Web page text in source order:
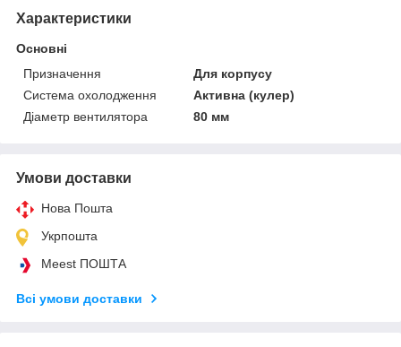
Характеристики
Основні
Призначення
Для корпусу
Система охолодження
Активна (кулер)
Діаметр вентилятора
80 мм
Умови доставки
Нова Пошта
Укрпошта
Meest ПОШТА
Всі умови доставки